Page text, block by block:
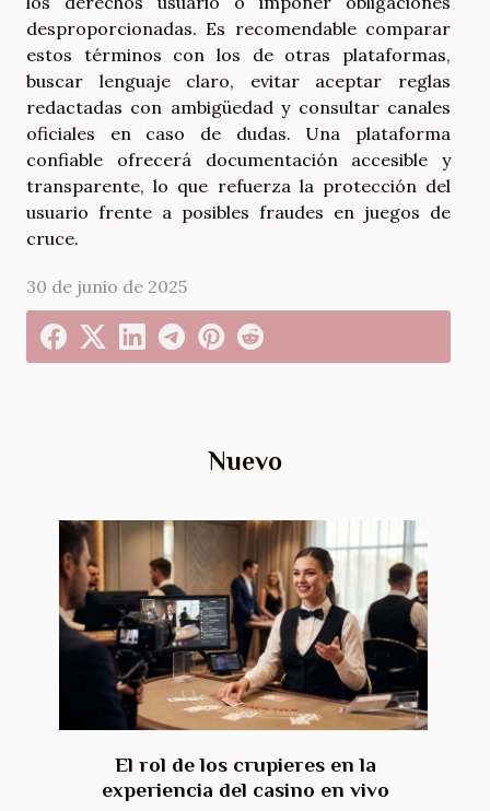
desproporcionadas. Es recomendable comparar
estos términos con los de otras plataformas,
buscar lenguaje claro, evitar aceptar reglas
redactadas con ambigüedad y consultar canales
oficiales en caso de dudas. Una plataforma
confiable ofrecerá documentación accesible y
transparente, lo que refuerza la protección del
usuario frente a posibles fraudes en juegos de
cruce.
30 de junio de 2025
Nuevo
El rol de los crupieres en la
experiencia del casino en vivo